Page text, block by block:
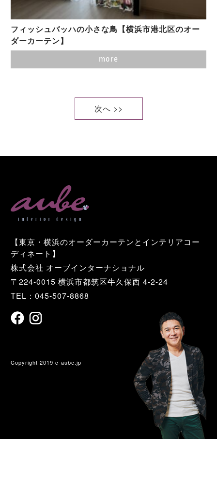
フィッシュバッハの小さな鳥【横浜市港北区のオー
ダーカーテン】
more
次へ >>
【東京・横浜のオーダーカーテンとインテリアコー
ディネート】
株式会社 オーブインターナショナル
〒224-0015 横浜市都筑区牛久保西 4-2-24
TEL：045-507-8868
Copyright 2019 c-aube.jp